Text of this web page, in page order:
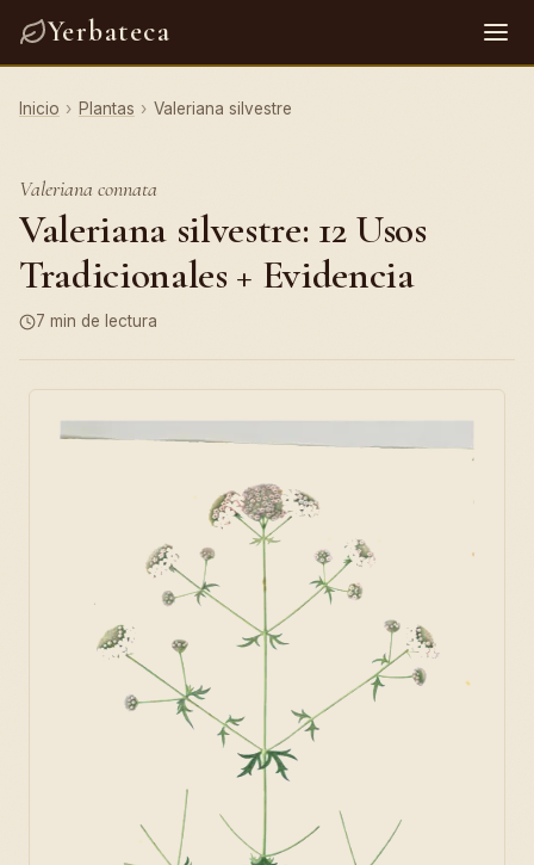
Yerbateca
Inicio › Plantas › Valeriana silvestre
Valeriana connata
Valeriana silvestre: 12 Usos
Tradicionales + Evidencia
7 min de lectura